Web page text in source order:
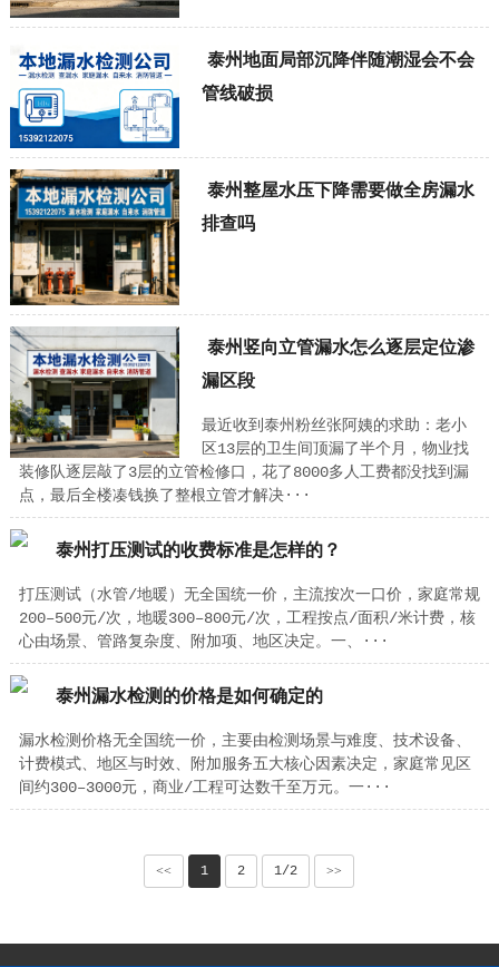
泰州地面局部沉降伴随潮湿会不会
管线破损
泰州整屋水压下降需要做全房漏水
排查吗
泰州竖向立管漏水怎么逐层定位渗
漏区段
最近收到泰州粉丝张阿姨的求助：老小
区13层的卫生间顶漏了半个月，物业找
装修队逐层敲了3层的立管检修口，花了8000多人工费都没找到漏
点，最后全楼凑钱换了整根立管才解决···
泰州打压测试的收费标准是怎样的？
打压测试（水管/地暖）无全国统一价，主流按次一口价，家庭常规
200–500元/次，地暖300–800元/次，工程按点/面积/米计费，核
心由场景、管路复杂度、附加项、地区决定。一、···
泰州漏水检测的价格是如何确定的
漏水检测价格无全国统一价，主要由检测场景与难度、技术设备、
计费模式、地区与时效、附加服务五大核心因素决定，家庭常见区
间约300–3000元，商业/工程可达数千至万元。一···
<< 1 2 1/2 >>